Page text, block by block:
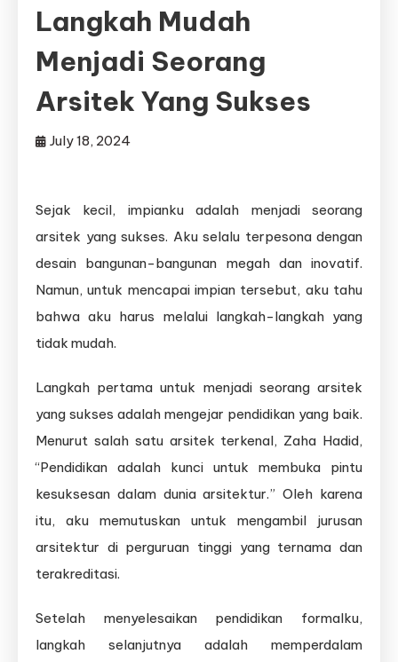
Langkah Mudah
Menjadi Seorang
Arsitek Yang Sukses
July 18, 2024
Sejak kecil, impianku adalah menjadi seorang
arsitek yang sukses. Aku selalu terpesona dengan
desain bangunan-bangunan megah dan inovatif.
Namun, untuk mencapai impian tersebut, aku tahu
bahwa aku harus melalui langkah-langkah yang
tidak mudah.
Langkah pertama untuk menjadi seorang arsitek
yang sukses adalah mengejar pendidikan yang baik.
Menurut salah satu arsitek terkenal, Zaha Hadid,
“Pendidikan adalah kunci untuk membuka pintu
kesuksesan dalam dunia arsitektur.” Oleh karena
itu, aku memutuskan untuk mengambil jurusan
arsitektur di perguruan tinggi yang ternama dan
terakreditasi.
Setelah menyelesaikan pendidikan formalku,
langkah selanjutnya adalah memperdalam